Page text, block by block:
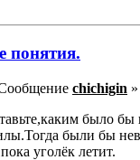
понятия.
chichigin
было
были бы
уголёк летит.